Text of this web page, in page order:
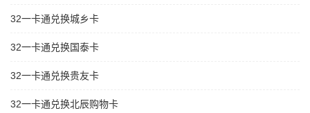
32一卡通兑换城乡卡
32一卡通兑换国泰卡
32一卡通兑换贵友卡
32一卡通兑换北辰购物卡